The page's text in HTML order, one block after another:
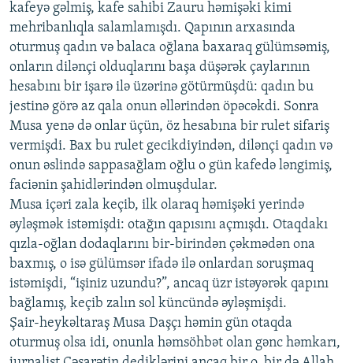
kafeyə gəlmiş, kafe sahibi Zauru həmişəki kimi
mehribanlıqla salamlamışdı. Qapının arxasında
oturmuş qadın və balaca oğlana baxaraq gülümsəmiş,
onların dilənçi olduqlarını başa düşərək çaylarının
hesabını bir işarə ilə üzərinə götürmüşdü: qadın bu
jestinə görə az qala onun əllərindən öpəcəkdi. Sonra
Musa yenə də onlar üçün, öz hesabına bir rulet sifariş
vermişdi. Bax bu rulet gecikdiyindən, dilənçi qadın və
onun əslində sappasağlam oğlu o gün kafedə ləngimiş,
faciənin şahidlərindən olmuşdular.
Musa içəri zala keçib, ilk olaraq həmişəki yerində
əyləşmək istəmişdi: otağın qapısını açmışdı. Otaqdakı
qızla-oğlan dodaqlarını bir-birindən çəkmədən ona
baxmış, o isə gülümsər ifadə ilə onlardan soruşmaq
istəmişdi, “işiniz uzundu?”, ancaq üzr istəyərək qapını
bağlamış, keçib zalın sol küncündə əyləşmişdi.
Şair-heykəltaraş Musa Daşçı həmin gün otaqda
oturmuş olsa idi, onunla həmsöhbət olan gənc həmkarı,